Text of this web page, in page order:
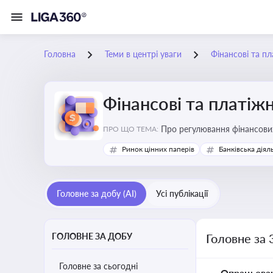
Головна Теми в центрі уваги Фінансові та
Фінансові та
ПРО ЩО ТЕМА:
Ринок цінних паперів Банківська
Головне за добу (AI) Усі публікації
ГОЛОВНЕ ЗА ДОБУ
Головне за сьогодні
Головне за